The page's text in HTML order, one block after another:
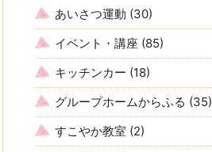
あいさつ運動 (30)
イベント・講座 (85)
キッチンカー (18)
グループホームからふる (35)
すこやか教室 (2)